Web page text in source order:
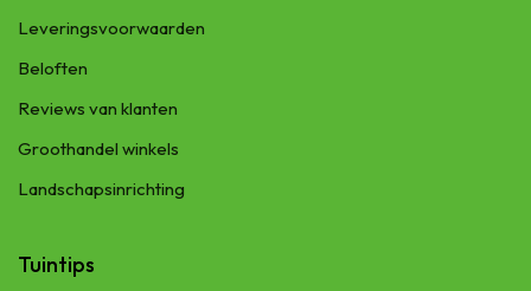
Leveringsvoorwaarden
Beloften
Reviews van klanten
Groothandel winkels
Landschapsinrichting
Tuintips